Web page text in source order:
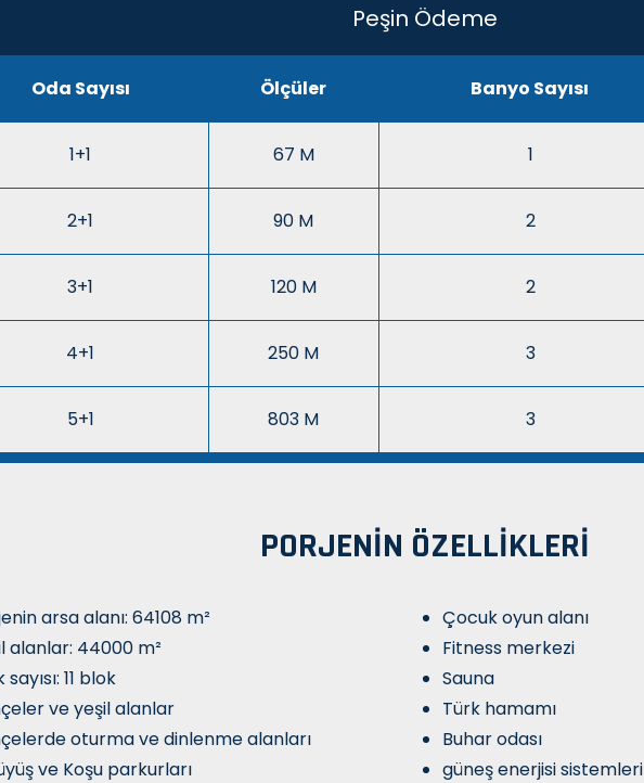
Peşin Ödeme
Oda Sayısı Ölçüler Banyo Sayısı
1+1 67 M 1
2+1 90 M 2
3+1 120 M 2
4+1 250 M 3
5+1 803 M 3
PORJENIN ÖZELLIKLERI
arsa alanı: 64108 m²
alanlar: 44000 m²
11 blok
ve yeşil alanlar
oturma ve dinlenme alanları
ve Koşu parkurları
Çocuk oyun alanı
Fitness merkezi
Sauna
Türk hamamı
Buhar odası
güneş enerjisi sistemleri